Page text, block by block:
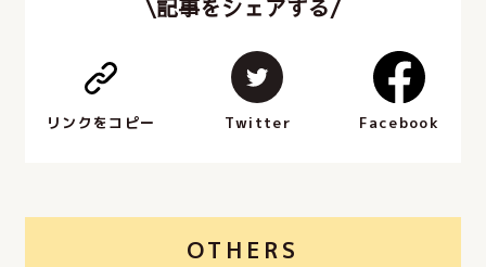
\記事をシェアする/
リンクをコピー Twitter Facebook
OTHERS